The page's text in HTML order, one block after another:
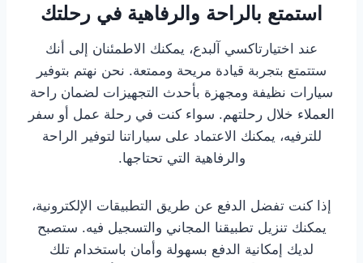
استمتع بالراحة والرفاهية في رحلتك
عند اختيارتاكسي آلبدع، يمكنك الاطمئنان إلى أنك
ستتمتع بتجربة قيادة مريحة وممتعة. نحن نهتم بتوفير
سيارات نظيفة ومجهزة بأحدث التجهيزات لضمان راحة
العملاء خلال رحلتهم. سواء كنت في رحلة عمل أو سفر
للترفيه، يمكنك الاعتماد على سياراتنا لتوفير الراحة
والرفاهية التي تحتاجها.
إذا كنت تفضل الدفع عن طريق التطبيقات الإلكترونية،
يمكنك تنزيل تطبيقنا المجاني والتسجيل فيه. ستصبح
لديك إمكانية الدفع بسهولة وأمان باستخدام تلك